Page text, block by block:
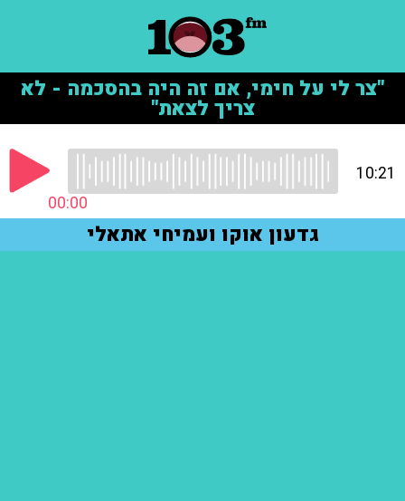
"צר לי על חימי, אם זה היה בהסכמה - לא
צריך לצאת"
00:00
10:21
גדעון אוקו ועמיחי אתאלי